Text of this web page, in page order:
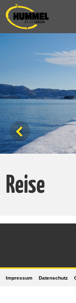
Reise
Impressum Datenschutz